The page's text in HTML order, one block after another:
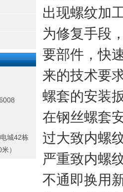
城42栋
）
出现螺纹加
为修复手段
要部件，快
来的技术要
螺套的安装
在钢丝螺套
过大致内螺
严重致内螺
不通即换用